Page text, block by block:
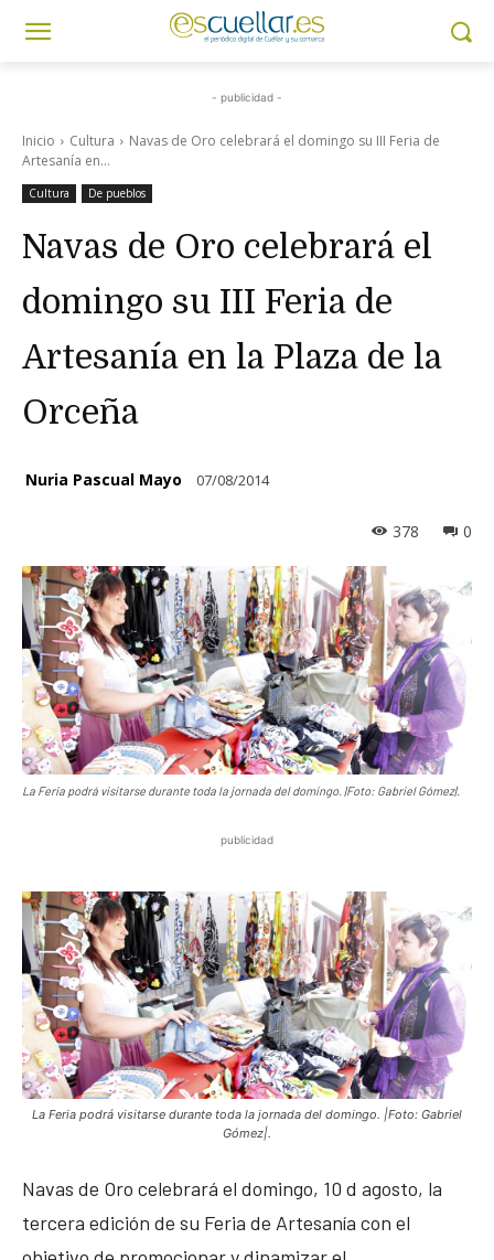
- publicidad -
Inicio Cultura
Navas de Oro celebrará el domingo su III Feria de
Artesanía en...
Cultura De pueblos
Navas de Oro celebrará el
domingo su III Feria de
Artesanía en la Plaza de la
Orceña
Nuria Pascual Mayo 07/08/2014
0
378
La Feria podrá visitarse durante toda la jornada del domingo. |Foto: Gabriel Gómez|.
publicidad
La Feria podrá visitarse durante toda la jornada del domingo. |Foto: Gabriel
Gómez|.
Navas de Oro celebrará el domingo, 10 d agosto, la
tercera edición de su Feria de Artesanía con el